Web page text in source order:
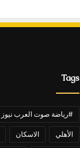
Tags
#رياضة صوت العرب نيوز
الأهلي الاسكان